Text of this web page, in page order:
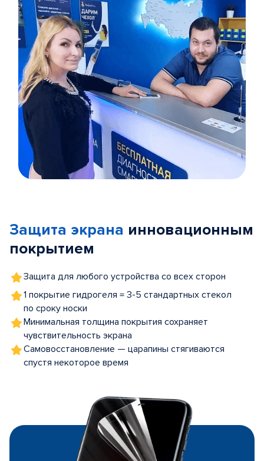
5
Защита экрана инновационным
покрытием
Защита для любого устройства со всех сторон
1 покрытие гидрогеля = 3-5 стандартных стекол
по сроку носки
Минимальная толщина покрытия сохраняет
чувствительность экрана
Самовосстановление — царапины стягиваются
спустя некоторое время